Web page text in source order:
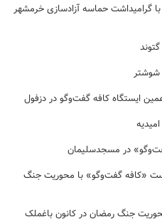
گرامیداشت حماسه آزادسازی خرمشهر
شوشتر
ایستگاه کافه گفت‌وگو در دزفول
در مسجدسلیمان
«کافه گفت‌وگو» با محوریت جنگ
جنگ رمضان در کانون باغملک